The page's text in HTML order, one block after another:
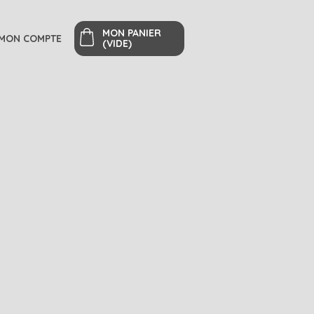
COMPTE
MON PANIER
(VIDE)